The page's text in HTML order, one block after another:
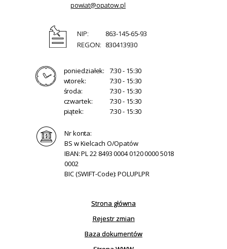
powiat@opatow.pl
NIP:
863-145-65-93
REGON: 830413930
poniedziałek:
7:30 - 15:30
wtorek:
7:30 - 15:30
środa:
7:30 - 15:30
czwartek:
7:30 - 15:30
piątek:
7:30 - 15:30
Nr konta:
BS w Kielcach O/Opatów
IBAN: PL 22 8493 0004 0120 0000 5018
0002
BIC (SWIFT-Code): POLUPLPR
Strona główna
Rejestr zmian
Baza dokumentów